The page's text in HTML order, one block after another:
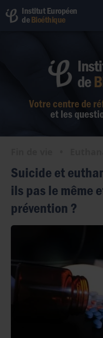
de
Votre centre de
et les
Institut Européen
deBioéthique
Suicide et
ils pas le même
prévention ?